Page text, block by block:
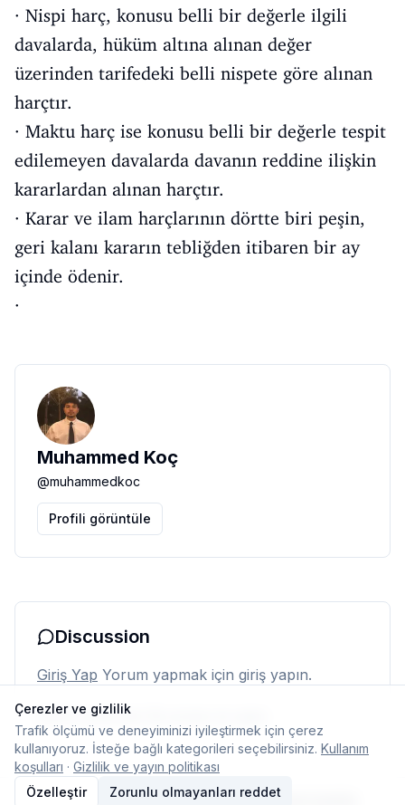
· Nispi harç, konusu belli bir değerle ilgili
davalarda, hüküm altına alınan değer
üzerinden tarifedeki belli nispete göre alınan
harçtır.
· Maktu harç ise konusu belli bir değerle tespit
edilemeyen davalarda davanın reddine ilişkin
kararlardan alınan harçtır.
· Karar ve ilam harçlarının dörtte biri peşin,
geri kalanı kararın tebliğden itibaren bir ay
içinde ödenir.
·
Muhammed Koç
@muhammedkoc
Profili görüntüle
Discussion
Giriş Yap Yorum yapmak için giriş yapın.
Henüz yorum yok. İlk yorumu siz yapın.
© 2026 TypelishAna SayfaEkipİletişimÇerez ayarları
Çerezler ve gizlilik
Trafik ölçümü ve deneyiminizi iyileştirmek için çerez
kullanıyoruz. İsteğe bağlı kategorileri seçebilirsiniz. Kullanım
koşulları · Gizlilik ve yayın politikası
Özelleştir
Zorunlu olmayanları reddet